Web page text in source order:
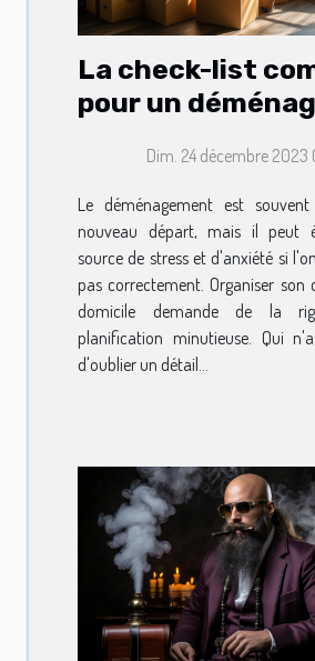
La check-list
pour un
Dim. 24 décembre 2023
Le déménagement est
nouveau départ, mais il peut
source de stress et d'anxiété si
pas correctement. Organiser son
domicile demande de la
planification minutieuse. Qui
d'oublier un détail...